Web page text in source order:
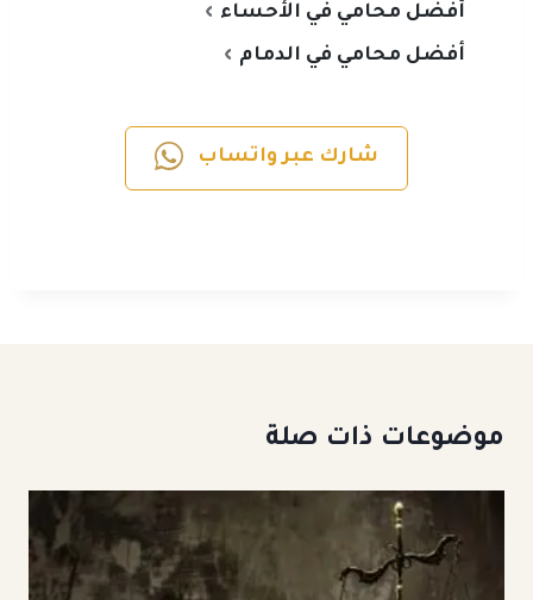
أفضل محامي في الأحساء
أفضل محامي في الدمام
شارك عبر واتساب
موضوعات ذات صلة